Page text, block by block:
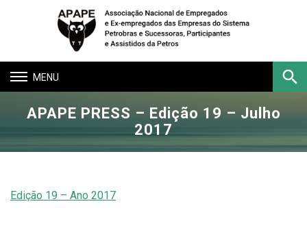
Toggle
navigation
Buscar
APAPE PRESS – Edição 19 – Julho
2017
Edição 19 – Ano 2017